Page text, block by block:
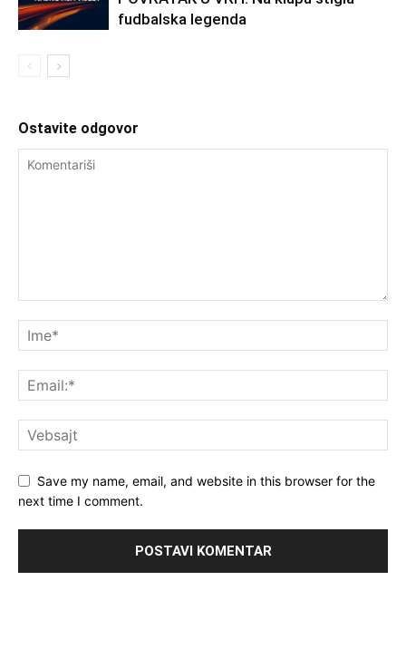
fudbalska legenda
Ostavite odgovor
Save my name, email, and website in this browser for the
next time I comment.